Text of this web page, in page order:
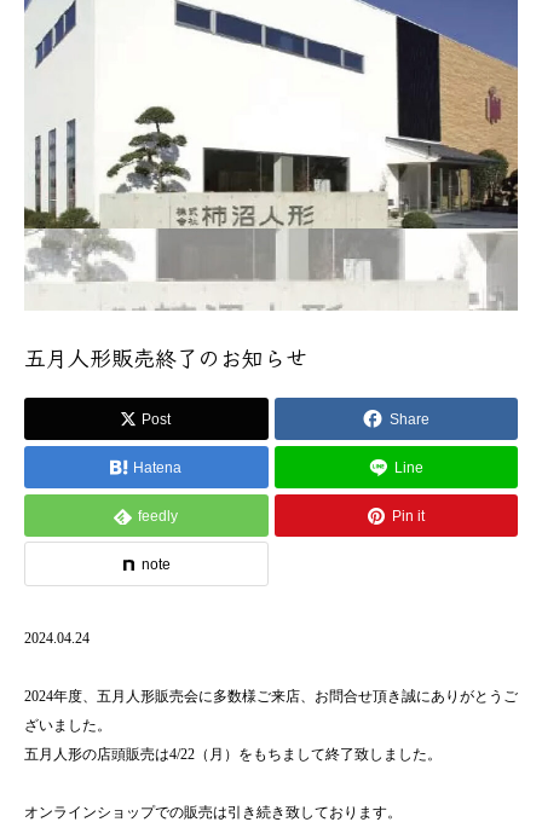
五月人形販売終了のお知らせ
Post Share
Hatena Line
feedly Pin it
note
2024.04.24
2024年度、五月人形販売会に多数様ご来店、お問合せ頂き誠にありがとうご
ざいました。
五月人形の店頭販売は4/22（月）をもちまして終了致しました。
オンラインショップでの販売は引き続き致しております。